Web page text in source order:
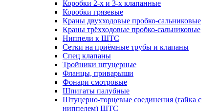
Коробки 2-х и 3-х клапанные
Коробки грязевые
Краны двухходовые пробко-сальниковые
Краны трёхходовые пробко-сальниковые
Ниппели к ШТС
Сетки на приёмные трубы и клапаны
Спец клапаны
Тройники штуцерные
Фланцы, приварыши
Фонари смотровые
Шпигаты палубные
Штуцерно-торцевые соединения (гайка с
ниппелем) ШТС